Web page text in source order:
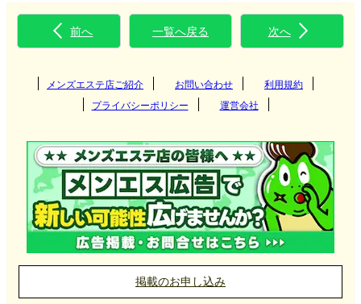
前へ 一覧へ戻る 次へ
メンズエステ店ご紹介 お問い合わせ
利用規約
プライバシーポリシー
運営会社
掲載のお申し込み